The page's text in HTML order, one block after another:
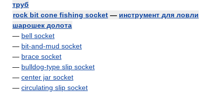
труб
rock bit cone fishing socket — инструмент для ловли
шарошек долота
— bell socket
— bit-and-mud socket
— brace socket
— bulldog-type slip socket
— center jar socket
— circulating slip socket